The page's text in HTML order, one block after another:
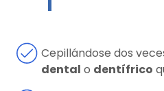
Cepillándose dos
dental o dentífrico